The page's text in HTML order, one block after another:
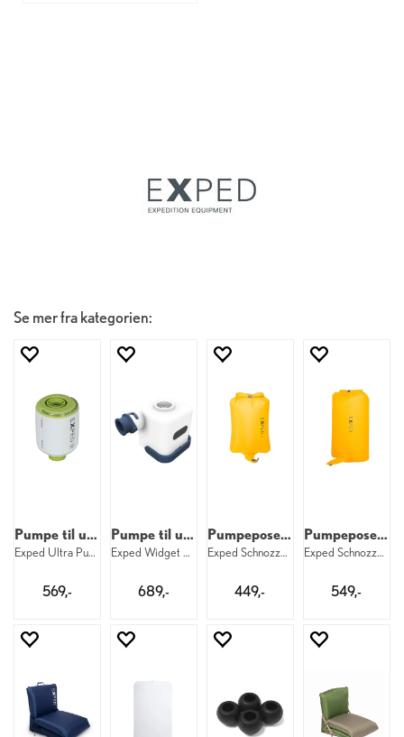
Se mer fra kategorien:
Pumpe til underlag
Exped Ultra Pump
569,-
Pumpe til underlag
Exped Widget Pump
689,-
Pumpepose til Exped 43 liter
Exped Schnozzel Pumpbag UL M Yellow
449,-
Pumpepose til Exped 89 liter
Exped Schnozzel Pumpbag UL L Yellow
549,-